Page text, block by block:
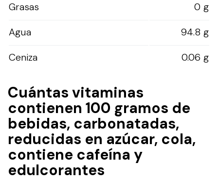
Grasas
0 g
Agua
94.8 g
Ceniza
0.06 g
Cuántas vitaminas
contienen 100 gramos de
bebidas, carbonatadas,
reducidas en azúcar, cola,
contiene cafeína y
edulcorantes